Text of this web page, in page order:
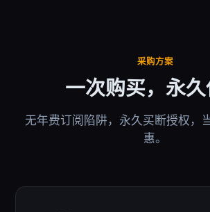
采购方案
一次购买，永
无年费订阅陷阱，永久买断授权，
惠。